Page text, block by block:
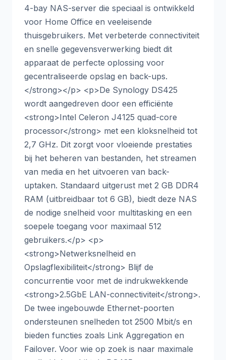
4-bay NAS-server die speciaal is ontwikkeld
voor Home Office en veeleisende
thuisgebruikers. Met verbeterde connectiviteit
en snelle gegevensverwerking biedt dit
apparaat de perfecte oplossing voor
gecentraliseerde opslag en back-ups.
</strong></p> <p>De Synology DS425
wordt aangedreven door een efficiënte
<strong>Intel Celeron J4125 quad-core
processor</strong> met een kloksnelheid tot
2,7 GHz. Dit zorgt voor vloeiende prestaties
bij het beheren van bestanden, het streamen
van media en het uitvoeren van back-
uptaken. Standaard uitgerust met 2 GB DDR4
RAM (uitbreidbaar tot 6 GB), biedt deze NAS
de nodige snelheid voor multitasking en een
soepele toegang voor maximaal 512
gebruikers.</p> <p>
<strong>Netwerksnelheid en
Opslagflexibiliteit</strong> Blijf de
concurrentie voor met de indrukwekkende
<strong>2.5GbE LAN-connectiviteit</strong>.
De twee ingebouwde Ethernet-poorten
ondersteunen snelheden tot 2500 Mbit/s en
bieden functies zoals Link Aggregation en
Failover. Voor wie op zoek is naar maximale